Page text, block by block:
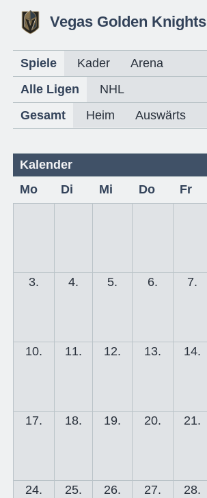
Vegas Golden Knights
Spiele Kader
Arena
Alle Ligen
NHL
Gesamt
Heim Auswärts
Kalender
Mo
Di Mi Do Fr
3. 4. 5. 6. 7.
10. 11. 12. 13. 14.
17. 18. 19. 20. 21.
24. 25. 26. 27. 28.